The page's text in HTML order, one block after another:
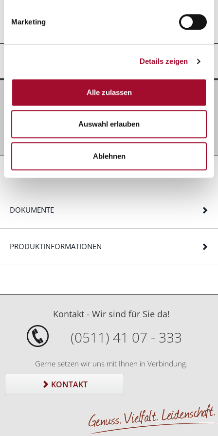
Marketing
Details zeigen
Alle zulassen
Auswahl erlauben
Ablehnen
Wasser, ca. 40 °C
1000 g Sahne, geschlagen, ungesüßt
REZEPTIDEEN
DOKUMENTE
PRODUKTINFORMATIONEN
Kontakt - Wir sind für Sie da!
(0511) 41 07 - 333
Gerne setzen wir uns mit Ihnen in Verbindung.
KONTAKT